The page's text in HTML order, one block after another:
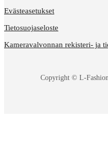
Copyright © L-
Evästeasetukset
Tietosuojaseloste
Kameravalvonnan rekisteri- ja